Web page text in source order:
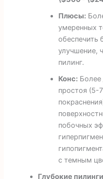
Плюсы:
умеренных
обеспечить
улучшение,
пилинг.
Конс:Более
простоя (5-
побочных
с темным
Глубокие